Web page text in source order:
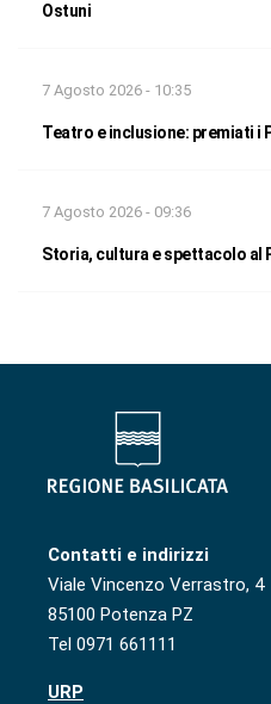
Ostuni
7 Agosto 2026 - 10:35
Teatro e inclusione: premiati i
7 Agosto 2026 - 09:36
Storia, cultura e spettacolo al
Contatti e indirizzi
Viale Vincenzo Verrastro, 4
85100 Potenza PZ
Tel 0971 661111
URP